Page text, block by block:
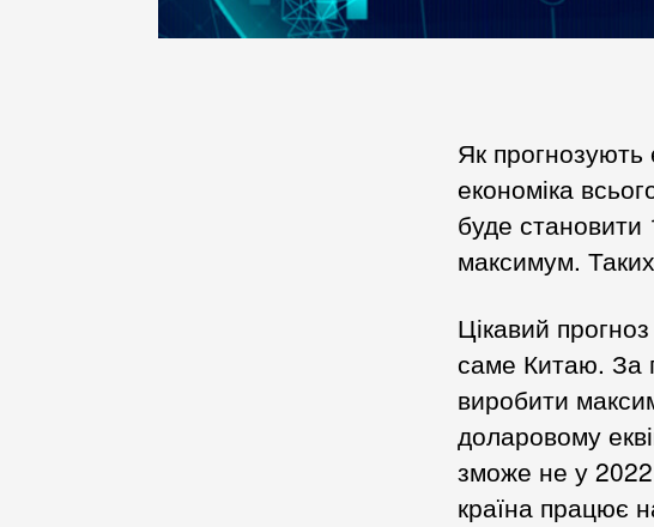
Як прогнозують
економіка
буде становити
максимум.
Цікавий
саме Китаю. За
виробити
доларовому
зможе не у
країна працює